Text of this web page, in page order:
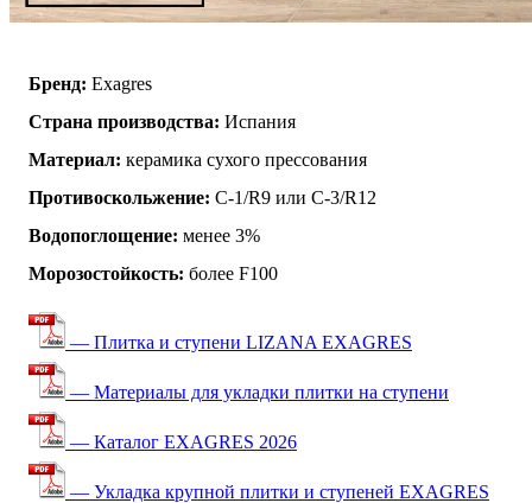
Бренд: Exagres
Страна производства: Испания
Материал: керамика сухого прессования
Противоскольжение: C-1/R9 или C-3/R12
Водопоглощение: менее 3%
Морозостойкость: более F100
— Плитка и ступени LIZANA EXAGRES
— Материалы для укладки плитки на ступени
— Каталог EXAGRES 2026
— Укладка крупной плитки и ступеней EXAGRES